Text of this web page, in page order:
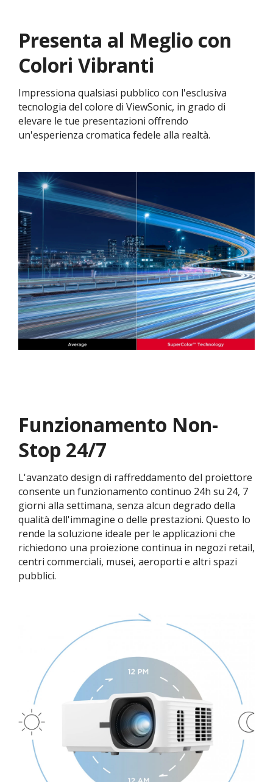
Presenta al Meglio con
Colori Vibranti​
Impressiona qualsiasi pubblico con l'esclusiva
tecnologia del colore di ViewSonic, in grado di
elevare le tue presentazioni offrendo
un'esperienza cromatica fedele alla realtà.
Funzionamento Non-
Stop 24/7
L'avanzato design di raffreddamento del proiettore
consente un funzionamento continuo 24h su 24, 7
giorni alla settimana, senza alcun degrado della
qualità dell'immagine o delle prestazioni. Questo lo
rende la soluzione ideale per le applicazioni che
richiedono una proiezione continua in negozi retail,
centri commerciali, musei, aeroporti e altri spazi
pubblici.